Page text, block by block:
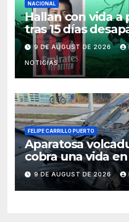
NACIONAL
Hallan con vida a
tras 15 días
un cenote de
9 DE AUGUST DE 2026
NOTICIAS
FELIPE CARRILLO PUERTO
Aparatosa
cobra una vida
Carrillo Puerto
9 DE AUGUST DE 2026